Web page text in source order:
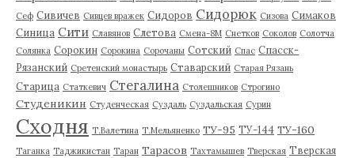
Сеф Сивичев Сивцев вражек Сидоров Сидорюк Сизова Симаков
Синица Сити Славянов Слетова Смена-8М Снетков Соколов Солотча
Солянка Сорокин Сорокина Сорочаны Сотский Спас Спасск-
Рязанский Сретенский монастырь Ставарский Старая Рязань
Старица Статкевич Стегалина Столешников Строгино
Студеникин Студенческая Суздаль Суздальская Сурин
Сходня Т.Валетина Т.Мельяненко ТУ-95 ТУ-144 ТУ-160
Таганка Таджикистан Таран Тарасов Тахтамышев Тверская Тверская